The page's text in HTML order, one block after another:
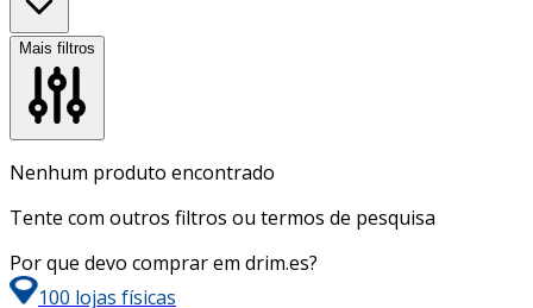
Mais filtros
Nenhum produto encontrado
Tente com outros filtros ou termos de pesquisa
Por que devo comprar em drim.es?
100 lojas físicas